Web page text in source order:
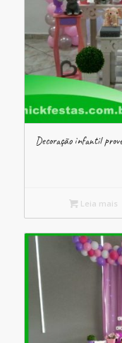
Decoração infantil
Leia mais